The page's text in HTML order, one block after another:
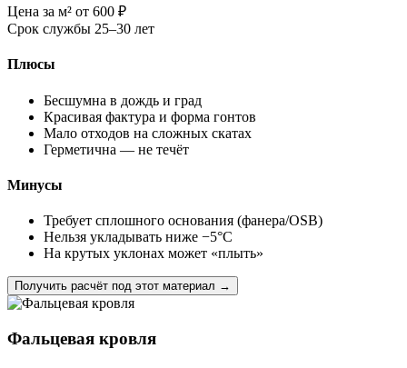
Цена за м² от 600 ₽
Срок службы 25–30 лет
Плюсы
Бесшумна в дождь и град
Красивая фактура и форма гонтов
Мало отходов на сложных скатах
Герметична — не течёт
Минусы
Требует сплошного основания (фанера/OSB)
Нельзя укладывать ниже −5°C
На крутых уклонах может «плыть»
Получить расчёт под этот материал →
Фальцевая кровля